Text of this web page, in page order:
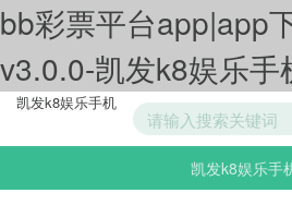
bb彩票平台app|app
v3.0.0-凯发k8娱乐手
凯发k8娱乐手机
游戏分类
凯发k8娱乐手